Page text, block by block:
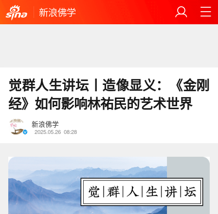
新浪佛学
觉群人生讲坛丨造像显义：《金刚
经》如何影响林祐民的艺术世界
新浪佛学
2025.05.26 08:28